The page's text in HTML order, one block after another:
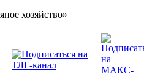
хозяйство»